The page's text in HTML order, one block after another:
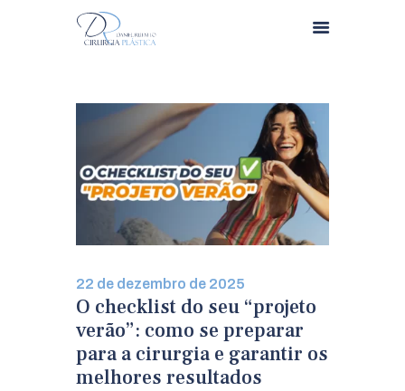
HOME
QUEM SOMOS
PROCEDIMENTOS
ESTÉTICA
CONTATO
IMPRENSA
BLOG
22 de dezembro de 2025
O checklist do seu “projeto
verão”: como se preparar
para a cirurgia e garantir os
melhores resultados